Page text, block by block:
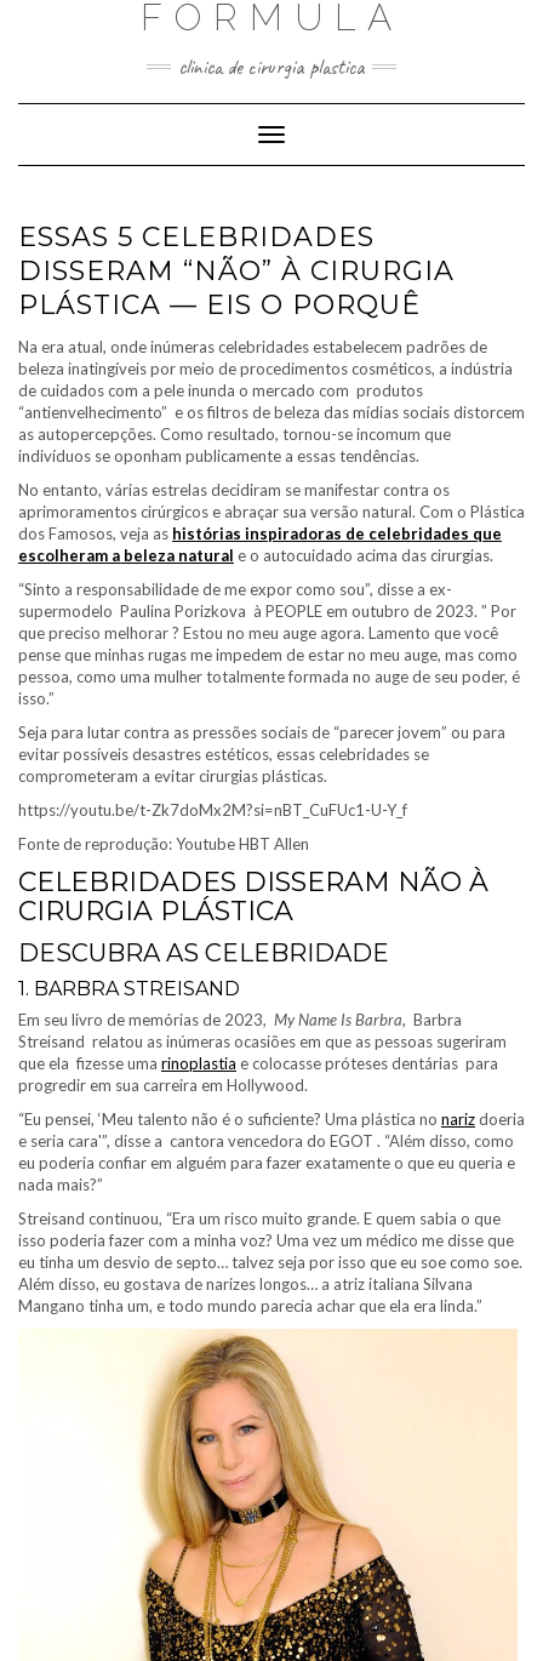
FORMULA
clinica de cirurgia plastica
Toggle
Navigation
ESSAS 5 CELEBRIDADES
DISSERAM “NÃO” À CIRURGIA
PLÁSTICA — EIS O PORQUÊ
Na era atual, onde inúmeras celebridades estabelecem padrões de
beleza inatingíveis por meio de procedimentos cosméticos, a indústria
de cuidados com a pele inunda o mercado com produtos
“antienvelhecimento” e os filtros de beleza das mídias sociais distorcem
as autopercepções. Como resultado, tornou-se incomum que
indivíduos se oponham publicamente a essas tendências.
No entanto, várias estrelas decidiram se manifestar contra os
aprimoramentos cirúrgicos e abraçar sua versão natural. Com o Plástica
dos Famosos, veja as histórias inspiradoras de celebridades que
escolheram a beleza natural e o autocuidado acima das cirurgias.
“Sinto a responsabilidade de me expor como sou”, disse a ex-
supermodelo Paulina Porizkova à PEOPLE em outubro de 2023. ” Por
que preciso melhorar ? Estou no meu auge agora. Lamento que você
pense que minhas rugas me impedem de estar no meu auge, mas como
pessoa, como uma mulher totalmente formada no auge de seu poder, é
isso.”
Seja para lutar contra as pressões sociais de “parecer jovem” ou para
evitar possíveis desastres estéticos, essas celebridades se
comprometeram a evitar cirurgias plásticas.
https://youtu.be/t-Zk7doMx2M?si=nBT_CuFUc1-U-Y_f
Fonte de reprodução: Youtube HBT Allen
CELEBRIDADES DISSERAM NÃO À
CIRURGIA PLÁSTICA
DESCUBRA AS CELEBRIDADE
1. BARBRA STREISAND
Em seu livro de memórias de 2023, My Name Is Barbra, Barbra
Streisand relatou as inúmeras ocasiões em que as pessoas sugeriram
que ela fizesse uma rinoplastia e colocasse próteses dentárias para
progredir em sua carreira em Hollywood.
“Eu pensei, ‘Meu talento não é o suficiente? Uma plástica no narizdoeria
e seria cara'”, disse a cantora vencedora do EGOT . “Além disso, como
eu poderia confiar em alguém para fazer exatamente o que eu queria e
nada mais?”
Streisand continuou, “Era um risco muito grande. E quem sabia o que
isso poderia fazer com a minha voz? Uma vez um médico me disse que
eu tinha um desvio de septo… talvez seja por isso que eu soe como soe.
Além disso, eu gostava de narizes longos… a atriz italiana Silvana
Mangano tinha um, e todo mundo parecia achar que ela era linda.”